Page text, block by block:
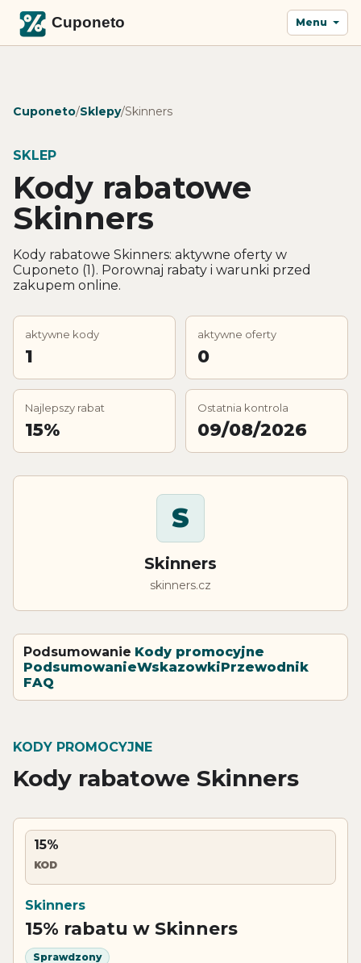
Menu
Cuponeto/Sklepy/Skinners
SKLEP
Kody rabatowe
Skinners
Kody rabatowe Skinners: aktywne oferty w
Cuponeto (1). Porownaj rabaty i warunki przed
zakupem online.
aktywne kody
1
aktywne oferty
0
Najlepszy rabat
15%
Ostatnia kontrola
09/08/2026
S
Skinners
skinners.cz
Podsumowanie Kody promocyjne
PodsumowanieWskazowkiPrzewodnik
FAQ
KODY PROMOCYJNE
Kody rabatowe Skinners
15%
KOD
Skinners
15% rabatu w Skinners
Sprawdzony